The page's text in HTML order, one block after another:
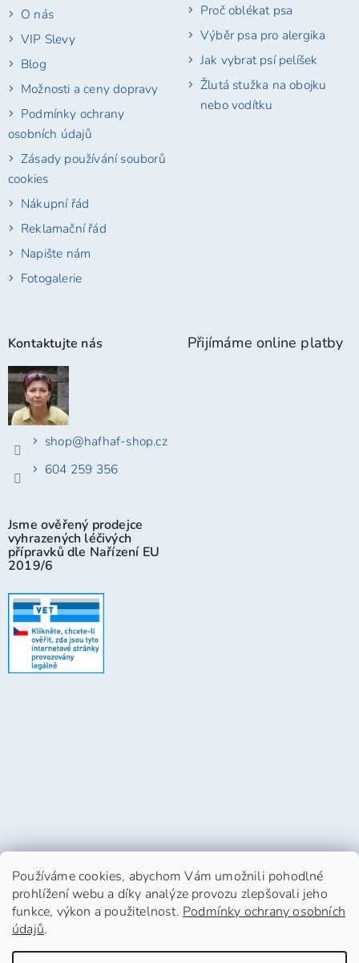
Používáme cookies, abychom Vám umožnili pohodlné
prohlížení webu a díky analýze provozu zlepšovali jeho
funkce, výkon a použitelnost. Podmínky ochrany osobních
údajů.
O nás
VIP Slevy
Blog
Možnosti a ceny dopravy
Podmínky ochrany
osobních údajů
Zásady používání souborů
cookies
Nákupní řád
Reklamační řád
Napište nám
Fotogalerie
Proč oblékat psa
Výběr psa pro alergika
Jak vybrat psí pelíšek
Žlutá stužka na obojku
nebo vodítku
Kontaktujte nás
shop@hafhaf-shop.cz
604 259 356
Jsme ověřený prodejce
vyhrazených léčivých
přípravků dle Nařízení EU
2019/6
Přijímáme online platby